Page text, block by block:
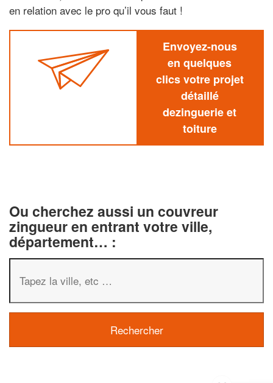
en relation avec le pro qu’il vous faut !
Envoyez-nous
en quelques
clics votre projet
détaillé
dezinguerie et
toiture
Ou cherchez aussi un couvreur
zingueur en entrant votre ville,
département… :